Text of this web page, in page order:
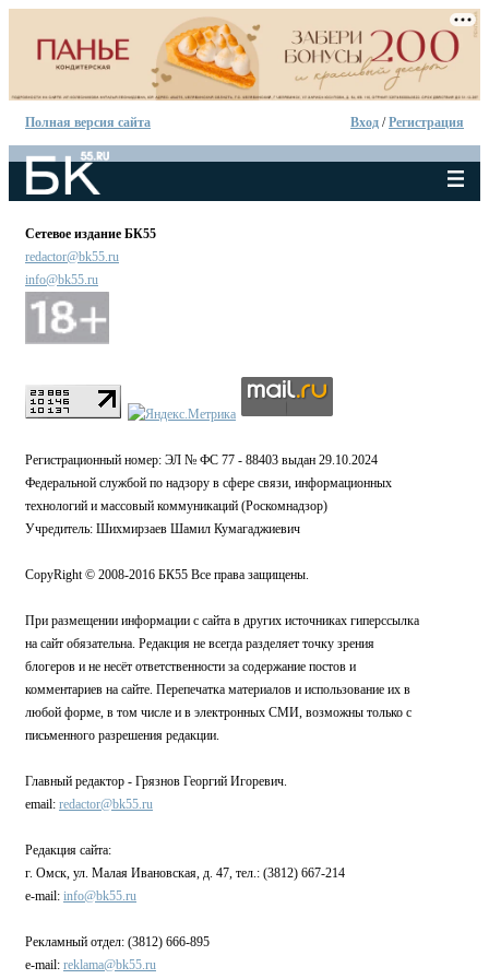
Полная версия сайта Вход /Регистрация
Сетевое издание БК55
redactor@bk55.ru
info@bk55.ru
Регистрационный номер: ЭЛ № ФС 77 - 88403 выдан 29.10.2024
Федеральной службой по надзору в сфере связи, информационных
технологий и массовый коммуникаций (Роскомнадзор)
Учредитель: Шихмирзаев Шамил Кумагаджиевич
CopyRight © 2008-2016 БК55 Все права защищены.
При размещении информации с сайта в других источниках гиперссылка
на сайт обязательна. Редакция не всегда разделяет точку зрения
блогеров и не несёт ответственности за содержание постов и
комментариев на сайте. Перепечатка материалов и использование их в
любой форме, в том числе и в электронных СМИ, возможны только с
письменного разрешения редакции.
Главный редактор - Грязнов Георгий Игоревич.
email: redactor@bk55.ru
Редакция сайта:
г. Омск, ул. Малая Ивановская, д. 47, тел.: (3812) 667-214
e-mail: info@bk55.ru
Рекламный отдел: (3812) 666-895
e-mail: reklama@bk55.ru